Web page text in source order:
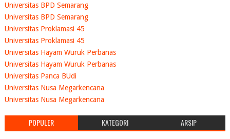
Universitas BPD Semarang
Universitas BPD Semarang
Universitas Proklamasi 45
Universitas Proklamasi 45
Universitas Hayam Wuruk Perbanas
Universitas Hayam Wuruk Perbanas
Universitas Panca BUdi
Universitas Nusa Megarkencana
Universitas Nusa Megarkencana
POPULER KATEGORI ARSIP